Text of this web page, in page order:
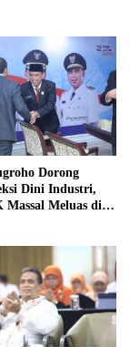
Dorong
Dini Industri,
Massal Meluas di